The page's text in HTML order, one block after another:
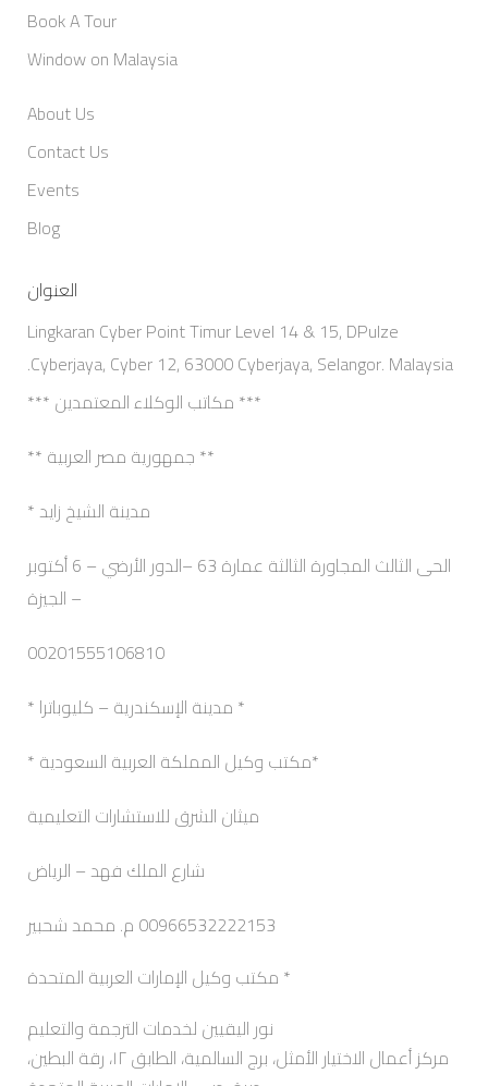
Book A Tour
Window on Malaysia
About Us
Contact Us
Events
Blog
العنوان
Lingkaran Cyber Point Timur Level 14 & 15, DPulze
Cyberjaya, Cyber 12, 63000 Cyberjaya, Selangor. Malaysia.
*** مكاتب الوكلاء المعتمدين ***
** جمهورية مصر العربية **
مدينة الشيخ زايد *
الحى الثالث المجاورة الثالثة عمارة 63 –الدور الأرضي – 6 أكتوبر
– الجيزة
00201555106810
* مدينة الإسكندرية – كليوباترا *
*مكتب وكيل المملكة العربية السعودية *
ميثان الشرق للاستشارات التعليمية
شارع الملك فهد – الرياض
00966532222153 م. محمد شحبير
مكتب وكيل الإمارات العربية المتحدة *
نور اليقيين لخدمات الترجمة والتعليم
مركز أعمال الاختيار الأمثل، برج السالمية، الطابق ١٢، رقة البطين،